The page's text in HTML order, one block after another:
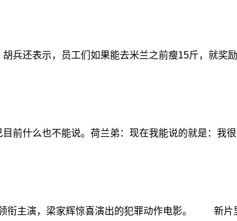
还表示，员工们如果能去米兰之前瘦15斤，就
什么也不能说。荷兰弟：现在我能说的就是：我
主演，梁家辉惊喜演出的犯罪动作电影。 新片